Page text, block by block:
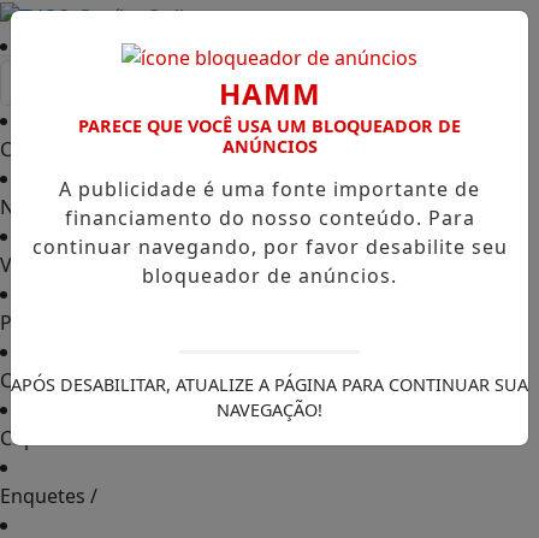
Capa
Notícias/
Vídeos TVGO
PODCAST
Contato/
Cupons de Desconto
Enquetes /
HAMM
PARECE QUE VOCÊ USA UM BLOQUEADOR DE
ANÚNCIOS
A publicidade é uma fonte importante de
financiamento do nosso conteúdo. Para
continuar navegando, por favor desabilite seu
bloqueador de anúncios.
APÓS DESABILITAR, ATUALIZE A PÁGINA PARA CONTINUAR SUA
NAVEGAÇÃO!